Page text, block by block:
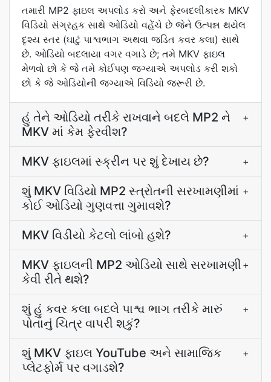
તમારી MP2 ફાઇલ અપલોડ કરો અને ફેરબદલીકારક MKV
વિડિયો સંગ્રહક સાથે ઓડિયો વહેંચે છે જેને ઉત્પન્ન થયેલ
દૃશ્ય સ્તર (ઘાટું પાશ્વભાગ અથવા જડિત કવર કલા) સાથે
છે. ઓડિયો બદલાયા વગર વગાડે છે; તમે MKV ફાઇલ
મેળવો છો કે જે તમે કોઈપણ જગ્યાએ અપલોડ કરી શકો
છો કે જે ઓડિયોની જગ્યાએ વિડિયો જરૂરી છે.
હું તેને ઓડિયો તરીકે રાખવાને બદલે MP2 ને
MKV માં કેમ ફેરવીશ?
+
MKV ફાઇલમાં સ્ક્રીન પર શું દેખાય છે? +
શું MKV વિડિયો MP2 સ્ત્રોતની સરખામણીમાં
કોઈ ઓડિયો ગુણવત્તા ગુમાવશે?
+
MKV વિડીયો કેટલો લાંબો હશે? +
MKV ફાઇલની MP2 ઓડિયો સાથે સરખામણી
કેવી રીતે થશે?
+
શું હું કવર કલા બદલે પાશ્વ ભાગ તરીકે મારું
પોતાનું ચિત્ર વાપરી શકું?
+
શું MKV ફાઇલ YouTube અને સામાજિક
પ્લેટફોર્મ પર વગાડશે?
+